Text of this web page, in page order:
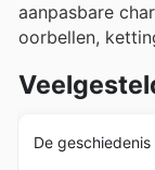
aanpasbare
oorbellen,
De